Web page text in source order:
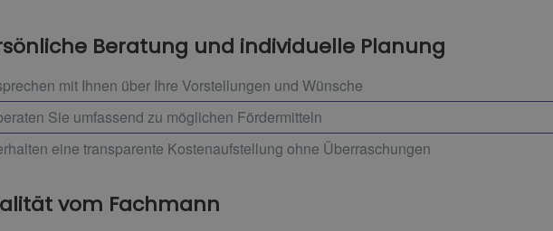
Beratung und individuelle Planung
mit Ihnen über Ihre Vorstellungen und Wünsche
Sie umfassend zu möglichen Fördermitteln
eine transparente Kostenaufstellung ohne Überraschungen
vom Fachmann